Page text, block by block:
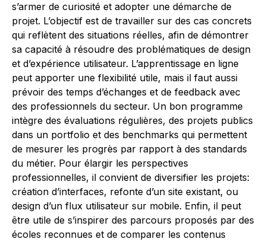
s’armer de curiosité et adopter une démarche de
projet. L’objectif est de travailler sur des cas concrets
qui reflètent des situations réelles, afin de démontrer
sa capacité à résoudre des problématiques de design
et d’expérience utilisateur. L’apprentissage en ligne
peut apporter une flexibilité utile, mais il faut aussi
prévoir des temps d’échanges et de feedback avec
des professionnels du secteur. Un bon programme
intègre des évaluations régulières, des projets publics
dans un portfolio et des benchmarks qui permettent
de mesurer les progrès par rapport à des standards
du métier. Pour élargir les perspectives
professionnelles, il convient de diversifier les projets:
création d’interfaces, refonte d’un site existant, ou
design d’un flux utilisateur sur mobile. Enfin, il peut
être utile de s’inspirer des parcours proposés par des
écoles reconnues et de comparer les contenus